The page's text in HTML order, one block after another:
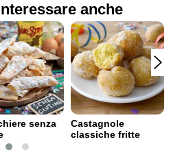
anche
senza
Castagnole
classiche fritte